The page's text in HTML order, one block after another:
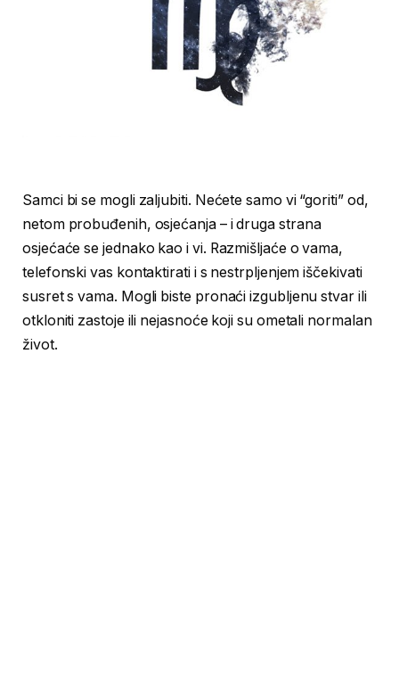
Samci bi se mogli zaljubiti. Nećete samo vi “goriti” od,
netom probuđenih, osjećanja – i druga strana
osjećaće se jednako kao i vi. Razmišljaće o vama,
telefonski vas kontaktirati i s nestrpljenjem iščekivati
susret s vama. Mogli biste pronaći izgubljenu stvar ili
otkloniti zastoje ili nejasnoće koji su ometali normalan
život.